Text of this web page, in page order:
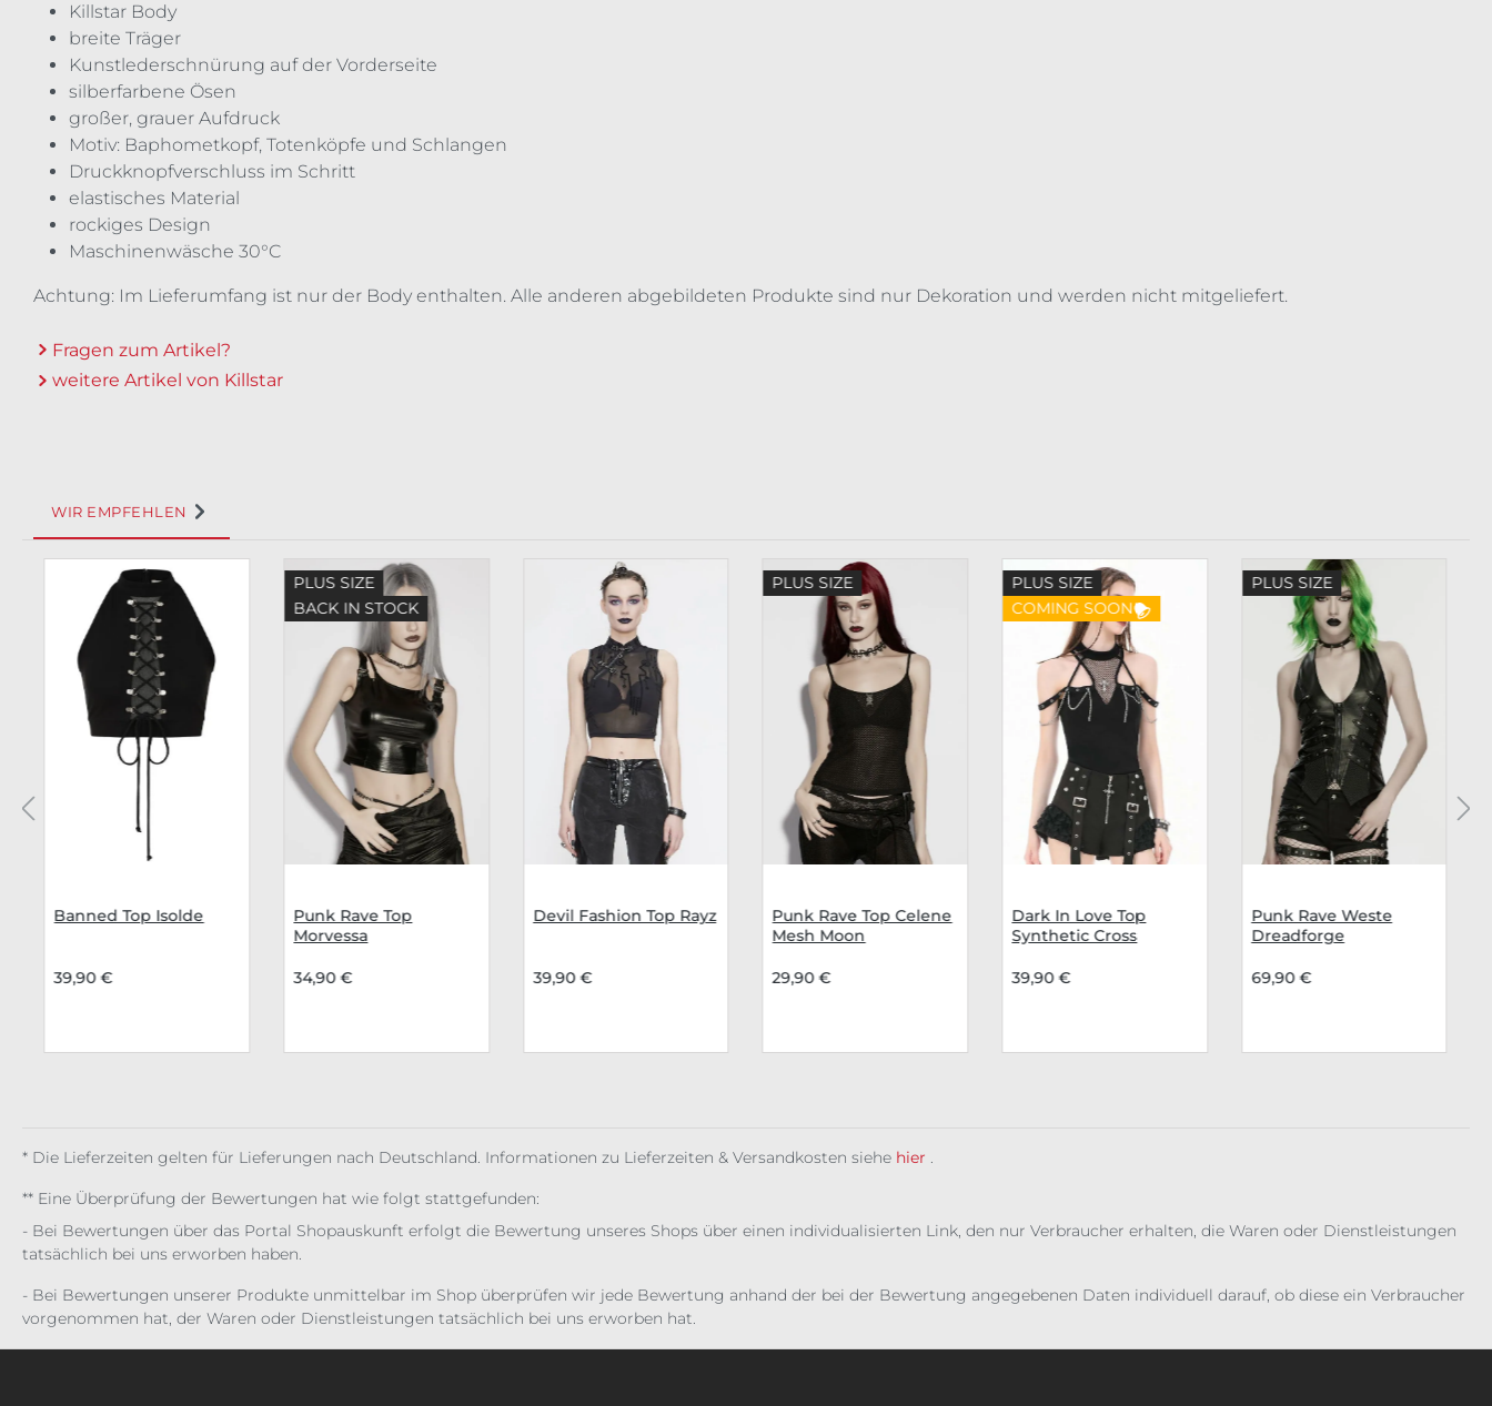
Killstar Body
breite Träger
Kunstlederschnürung auf der Vorderseite
silberfarbene Ösen
großer, grauer Aufdruck
Motiv: Baphometkopf, Totenköpfe und Schlangen
Druckknopfverschluss im Schritt
elastisches Material
rockiges Design
Maschinenwäsche 30°C
Achtung: Im Lieferumfang ist nur der Body enthalten. Alle anderen abgebildeten Produkte sind nur Dekoration und werden nicht mitgeliefert.
Fragen zum Artikel?
weitere Artikel von Killstar
WIR EMPFEHLEN
Produktgalerie überspringen
Banned Top Isolde
39,90 €
PLUS SIZE
BACK IN STOCK
Punk Rave Top
Morvessa
34,90 €
Devil Fashion Top Rayz
39,90 €
PLUS SIZE
Punk Rave Top Celene
Mesh Moon
29,90 €
PLUS SIZE
COMING SOON
Dark In Love Top
Synthetic Cross
39,90 €
PLUS SIZE
Punk Rave Weste
Dreadforge
69,90 €
* Die Lieferzeiten gelten für Lieferungen nach Deutschland. Informationen zu Lieferzeiten & Versandkosten siehe hier .
** Eine Überprüfung der Bewertungen hat wie folgt stattgefunden:
- Bei Bewertungen über das Portal Shopauskunft erfolgt die Bewertung unseres Shops über einen individualisierten Link, den nur Verbraucher erhalten, die Waren oder Dienstleistungen
tatsächlich bei uns erworben haben.
- Bei Bewertungen unserer Produkte unmittelbar im Shop überprüfen wir jede Bewertung anhand der bei der Bewertung angegebenen Daten individuell darauf, ob diese ein Verbraucher
vorgenommen hat, der Waren oder Dienstleistungen tatsächlich bei uns erworben hat.